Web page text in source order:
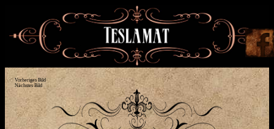
Vorheriges Bild
Nächstes Bild